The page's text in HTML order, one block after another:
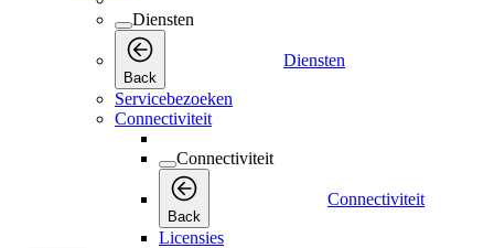
Diensten
Back
Diensten
Servicebezoeken
Connectiviteit
Connectiviteit
Back
Connectiviteit
Licensies